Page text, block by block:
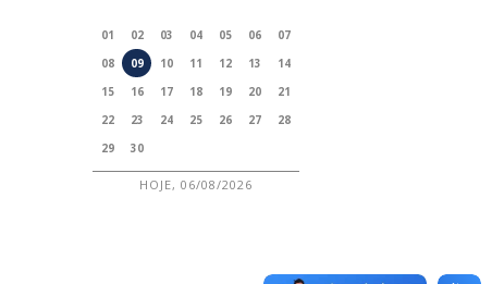
01 02 03 04 05 06
07
08
09 10 11 12 13
14
15
16 17 18 19 20
21
22
23 24 25 26 27
28
29
30
HOJE, 06/08/2026